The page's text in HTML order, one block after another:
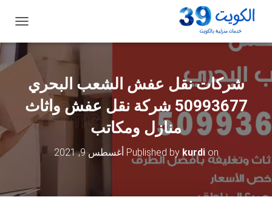
ب
ق
شركات نقل عفش الشعب البحري
50993677 شركة نقل عفش واثاث
منازل ومكاتب
Published by kurdion أغسطس 9, 2021